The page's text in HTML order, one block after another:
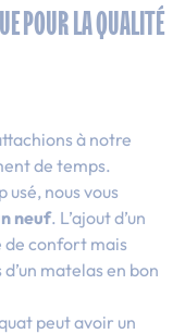
POUR LA QUALITÉ
à notre
de temps.
nous vous
neuf. L’ajout d’un
de confort mais
matelas en bon
peut avoir un